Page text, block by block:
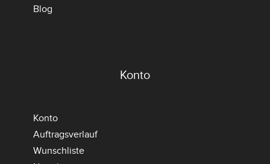
Blog
Konto
Konto
Auftragsverlauf
Wunschliste